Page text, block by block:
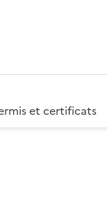
et certificats